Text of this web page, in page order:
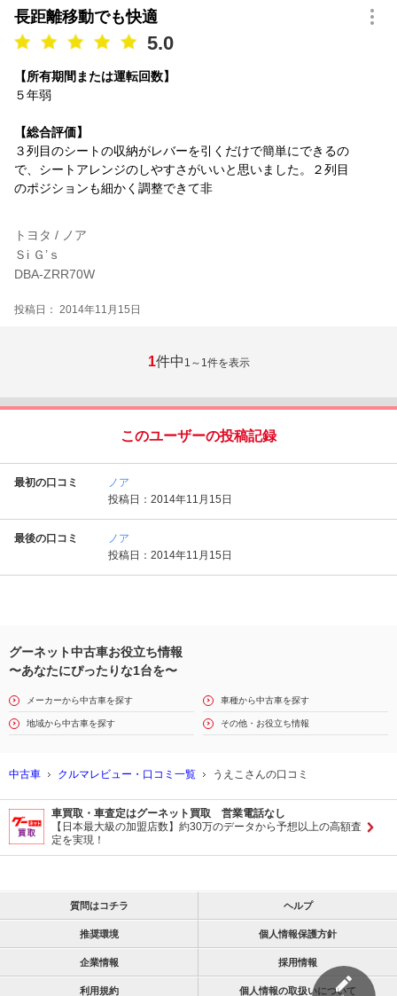
長距離移動でも快適
5.0
【所有期間または運転回数】
５年弱
【総合評価】
３列目のシートの収納がレバーを引くだけで簡単にできるの
で、シートアレンジのしやすさがいいと思いました。２列目
のポジションも細かく調整できて非
トヨタ / ノア
Ｓi Ｇ’ｓ
DBA-ZRR70W
投稿日： 2014年11月15日
1件中 1～1件を表示
このユーザーの投稿記録
最初の口コミ
ノア
投稿日：2014年11月15日
最後の口コミ
ノア
投稿日：2014年11月15日
グーネット中古車お役立ち情報
〜あなたにぴったりな1台を〜
メーカーから中古車を探す 車種から中古車を探す
地域から中古車を探す その他・お役立ち情報
中古車 クルマレビュー・口コミ一覧 うえこさんの口コミ
車買取・車査定はグーネット買取 営業電話なし
【日本最大級の加盟店数】約30万のデータから予想以上の高額査
定を実現！
質問はコチラ ヘルプ
推奨環境 個人情報保護方針
企業情報 採用情報
利用規約 個人情報の取扱いについて